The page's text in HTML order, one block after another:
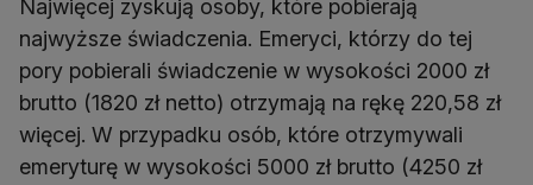
Najwięcej zyskują osoby, które pobierają
najwyższe świadczenia. Emeryci, którzy do tej
pory pobierali świadczenie w wysokości 2000 zł
brutto (1820 zł netto) otrzymają na rękę 220,58 zł
więcej. W przypadku osób, które otrzymywali
emeryturę w wysokości 5000 zł brutto (4250 zł